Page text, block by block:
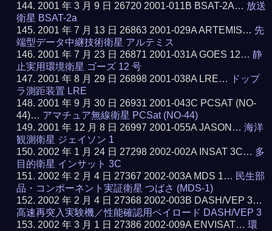
2001 年 3 月 9 日 26720 2001-011B BSAT-2A… 放送
衛星 BSAT-2a
2001 年 7 月 13 日 26863 2001-029A ARTEMIS… 先
端型データ中継技術衛星 アルテミス
2001 年 7 月 23 日 26871 2001-031A GOES 12…静
止実用環境衛星 ゴーズ 12 号
2001 年 8 月 29 日 26898 2001-038A LRE…
ドップ
ラ測距装置 LRE
2001 年 9 月 30 日 26931 2001-043C PCSAT (NO-
44)… アマチュア無線衛星 PCSat (NO-44)
2001 年 12 月 8 日 26997 2001-055A JASON…海洋
観測衛星 ジェイソン 1
2002 年 1 月 24 日 27298 2002-002A INSAT 3C… 多
目的衛星 インサット 3C
2002 年 2 月 4 日 27367 2002-003A MDS 1… 民生部
品・コンポーネント実証衛星 つばさ (MDS-1)
2002 年 2 月 4 日 27368 2002-003B DASH/VEP 3…
高速再突入実験機／性能確認用ペイロード DASH/VEP 3
2002 年 3 月 1 日 27386 2002-009A ENVISAT…環